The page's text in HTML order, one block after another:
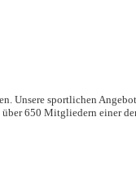
Unsere sportlichen
650 Mitgliedern einer